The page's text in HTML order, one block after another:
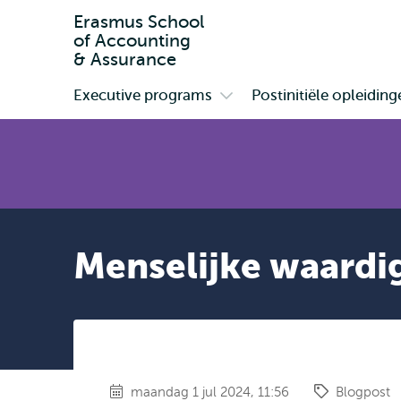
Erasmus School
of Accounting
& Assurance
Primair
Executive programs Postinitiële
Menselijke
maandag 1 jul 2024, 11:56 Blogpost